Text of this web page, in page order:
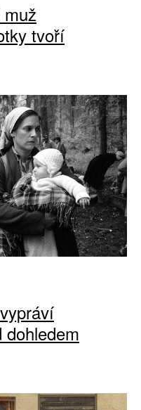
tvoří
dohledem